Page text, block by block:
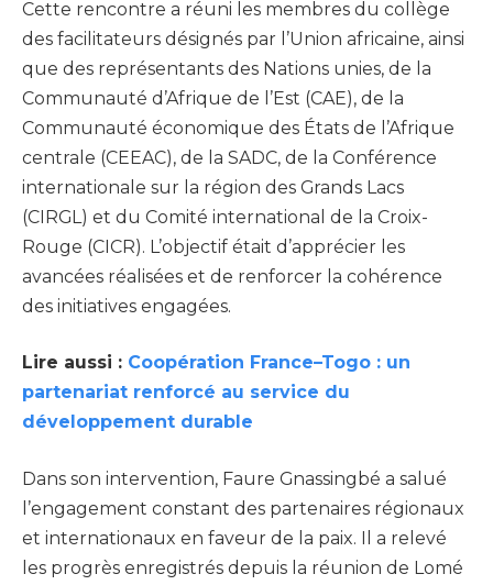
Cette rencontre a réuni les membres du collège
des facilitateurs désignés par l’Union africaine, ainsi
que des représentants des Nations unies, de la
Communauté d’Afrique de l’Est (CAE), de la
Communauté économique des États de l’Afrique
centrale (CEEAC), de la SADC, de la Conférence
internationale sur la région des Grands Lacs
(CIRGL) et du Comité international de la Croix-
Rouge (CICR). L’objectif était d’apprécier les
avancées réalisées et de renforcer la cohérence
des initiatives engagées.
Lire aussi : Coopération France–Togo : un
partenariat renforcé au service du
développement durable
Dans son intervention, Faure Gnassingbé a salué
l’engagement constant des partenaires régionaux
et internationaux en faveur de la paix. Il a relevé
les progrès enregistrés depuis la réunion de Lomé